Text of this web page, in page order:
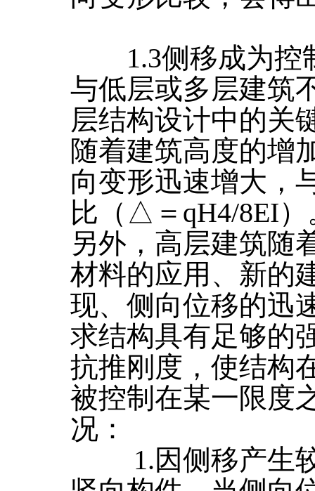
1.3侧移成为控
与低层或多层建筑
层结构设计中的关
随着建筑高度的增
向变形迅速增大，
比（△＝qH4/8EI）
另外，高层建筑随
材料的应用、新的
现、侧向位移的迅
求结构具有足够的
抗推刚度，使结构
被控制在某一限度
况：
1.因侧移产生较